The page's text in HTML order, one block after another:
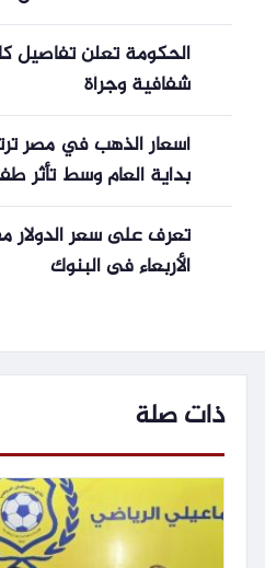
الحكومة تعلن تفاصيل
شفافية وجرأة
بداية العام وسط تأثر
تعرف على سعر الدولار
الأربعاء فى البنوك
ذات صلة